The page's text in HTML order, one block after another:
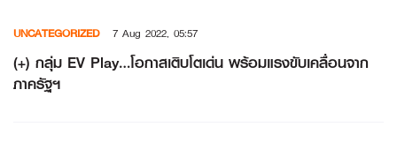
content
UNCATEGORIZED 7 Aug 2022, 05:57
(+) กลุ่ม EV Play…โอกาสเติบโตเด่น พร้อมแรงขับเคลื่อนจาก
ภาครัฐฯ